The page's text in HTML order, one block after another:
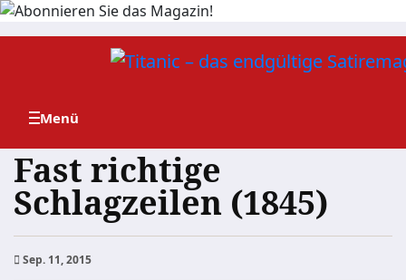
Zum
Fast richtige
Schlagzeilen (1845)
Sep. 11, 2015